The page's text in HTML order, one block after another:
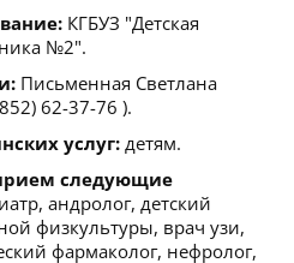
КГБУЗ "Детская
№2".
Письменная Светлана
62-37-76 ).
услуг: детям.
следующие
андролог, детский
физкультуры, врач узи,
фармаколог, нефролог,